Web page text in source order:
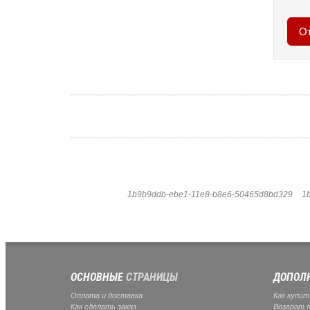
1b9b9ddb-ebe1-11e8-b8e6-50465d8bd329
ОСНОВНЫЕСТРАНИЦЫ
Оплата и доставка
Как сделать заказ
Как
Возврат